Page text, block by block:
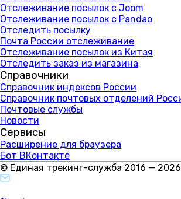
Отслеживание посылок с Joom
Отслеживание посылок с Pandao
Отследить посылку
Почта России отслеживание
Отслеживание посылок из Китая
Отследить заказ из магазина
Справочники
Справочник индексов России
Справочник почтовых отделений
Почтовые службы
Новости
Сервисы
Расширение для браузера
Бот ВКонтакте
© Единая трекинг-служба 2016 — 2026